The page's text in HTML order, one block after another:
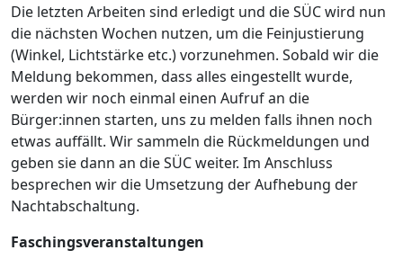
Die letzten Arbeiten sind erledigt und die SÜC wird nun
die nächsten Wochen nutzen, um die Feinjustierung
(Winkel, Lichtstärke etc.) vorzunehmen. Sobald wir die
Meldung bekommen, dass alles eingestellt wurde,
werden wir noch einmal einen Aufruf an die
Bürger:innen starten, uns zu melden falls ihnen noch
etwas auffällt. Wir sammeln die Rückmeldungen und
geben sie dann an die SÜC weiter. Im Anschluss
besprechen wir die Umsetzung der Aufhebung der
Nachtabschaltung.
Faschingsveranstaltungen